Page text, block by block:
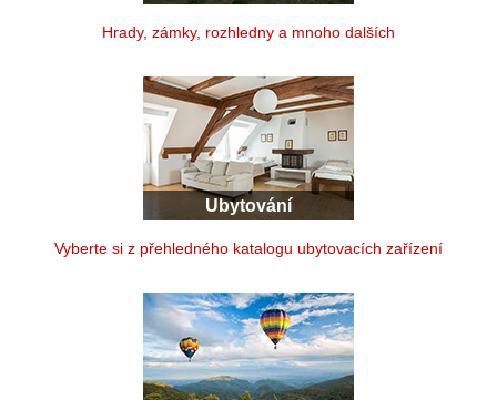
Hrady, zámky, rozhledny a mnoho dalších
Ubytování
Vyberte si z přehledného katalogu ubytovacích zařízení